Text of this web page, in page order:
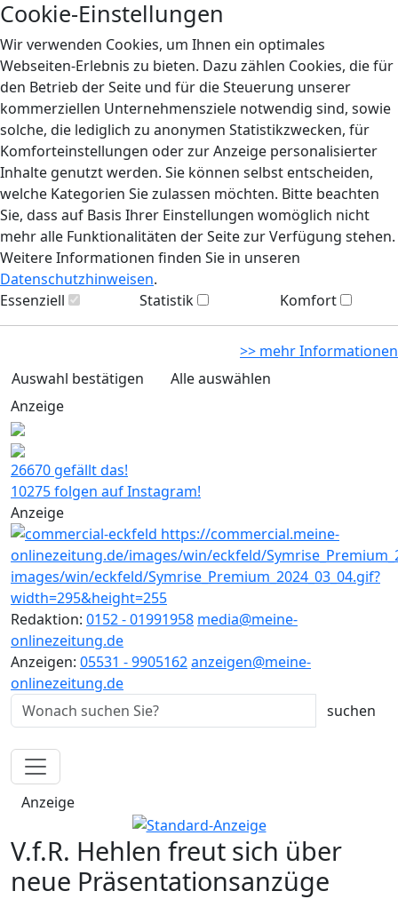
Cookie-Einstellungen
Wir verwenden Cookies, um Ihnen ein optimales
Webseiten-Erlebnis zu bieten. Dazu zählen Cookies, die für
den Betrieb der Seite und für die Steuerung unserer
kommerziellen Unternehmensziele notwendig sind, sowie
solche, die lediglich zu anonymen Statistikzwecken, für
Komforteinstellungen oder zur Anzeige personalisierter
Inhalte genutzt werden. Sie können selbst entscheiden,
welche Kategorien Sie zulassen möchten. Bitte beachten
Sie, dass auf Basis Ihrer Einstellungen womöglich nicht
mehr alle Funktionalitäten der Seite zur Verfügung stehen.
Weitere Informationen finden Sie in unseren
Datenschutzhinweisen.
Essenziell
Statistik Komfort
>> mehr Informationen
Auswahl bestätigen
Alle auswählen
Anzeige
26670 gefällt das!
10275 folgen auf Instagram!
Anzeige
Redaktion: 0152 - 01991958 media@meine-
onlinezeitung.de
Anzeigen: 05531 - 9905162anzeigen@meine-
onlinezeitung.de
Anzeige
V.f.R. Hehlen freut sich über
neue Präsentationsanzüge